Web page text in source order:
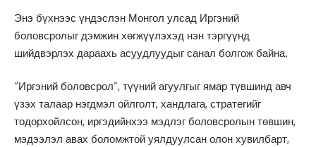
Энэ бүхнээс үндэслэн Монгол улсад Иргэний
боловсролыг дэмжин хөгжүүлэхэд нэн тэргүүнд
шийдвэрлэх дараахь асуудлуудыг санал болгож байна.
“Иргэний боловсрол”, түүний агуулгыг ямар түвшинд авч
үзэх талаар нэгдмэл ойлголт, хандлага, стратегийг
тодорхойлсон, иргэдийнхээ мэдлэг боловсролын төвшин,
мэдээлэл авах боломжтой уялдуулсан олон хувилбарт,